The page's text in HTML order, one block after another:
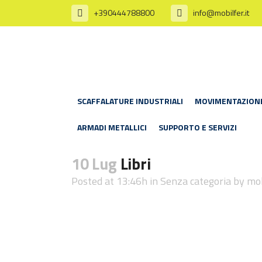
+390444788800 info@mobilfer.it
SCAFFALATURE INDUSTRIALI
ARMADI METALLICI SUPPORTO E SERVIZI
10 Lug Libri
Posted at 13:46h in Senza categoria by